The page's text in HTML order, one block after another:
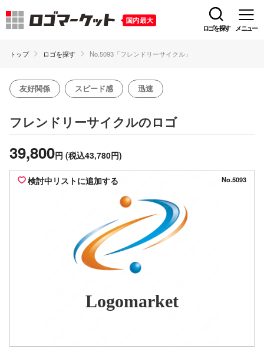
ロゴを探す メニュー
トップ ロゴを探す No.5093「フレンドリーサイクル」
友好関係 スピード感 迅速
フレンドリーサイクルのロゴ
39,800円 (税込43,780円)
検討中リストに追加する No.5093
Logomarket